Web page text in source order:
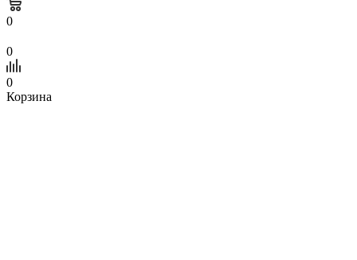
0
0
0
Корзина